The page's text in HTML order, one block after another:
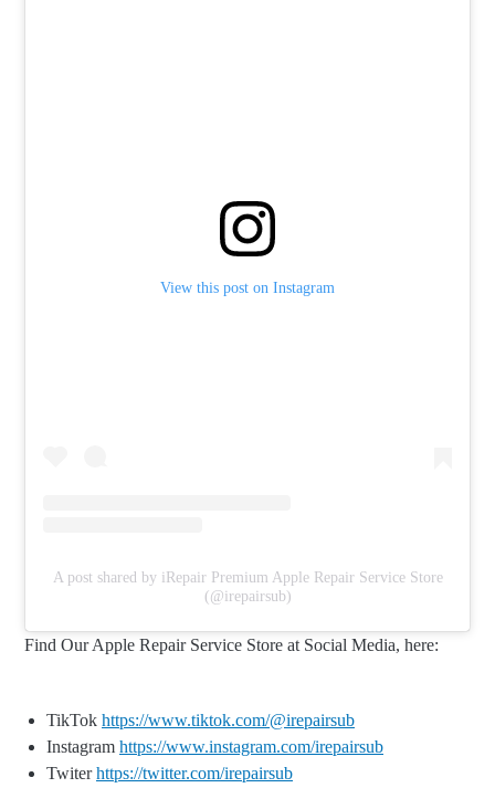
View this post on Instagram
A post shared by iRepair Premium Apple Repair Service Store
(@irepairsub)
Find Our Apple Repair Service Store at Social Media, here:
TikTok https://www.tiktok.com/@irepairsub
Instagram https://www.instagram.com/irepairsub
Twiterhttps://twitter.com/irepairsub